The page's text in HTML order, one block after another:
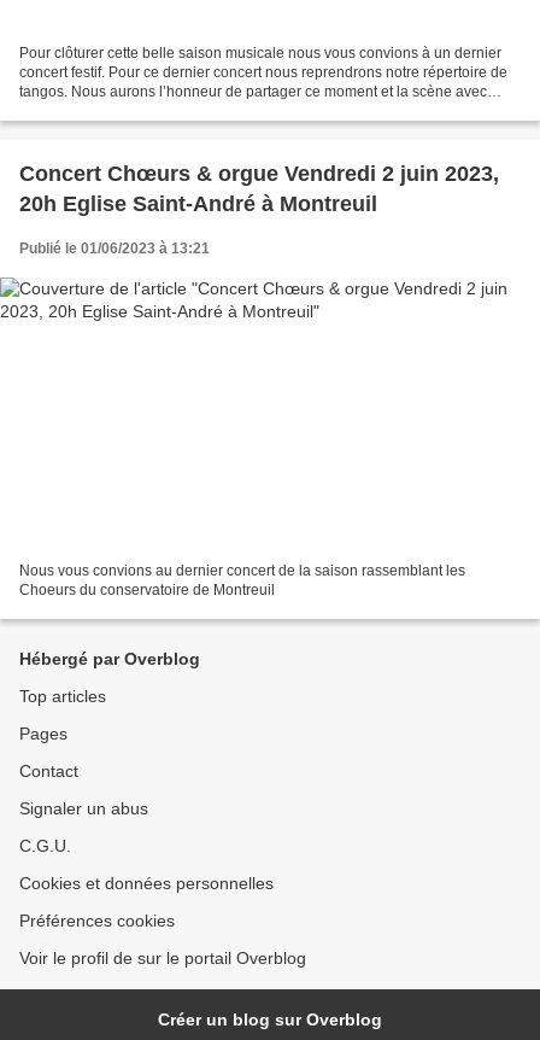
Pour clôturer cette belle saison musicale nous vous convions à un dernier
concert festif. Pour ce dernier concert nous reprendrons notre répertoire de
tangos. Nous aurons l’honneur de partager ce moment et la scène avec
Concert Chœurs & orgue Vendredi 2 juin 2023,
20h Eglise Saint-André à Montreuil
Publié le 01/06/2023 à 13:21
Nous vous convions au dernier concert de la saison rassemblant les
Choeurs du conservatoire de Montreuil
Hébergé par Overblog
Top articles
Pages
Contact
Signaler un abus
C.G.U.
Cookies et données personnelles
Préférences cookies
Voir le profil de sur le portail Overblog
Créer un blog sur Overblog